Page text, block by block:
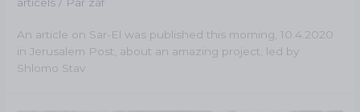
An article on Sar-El was published this morning, 10.4.2020
in Jerusalem Post, about an amazing project, led by
Shlomo Stav